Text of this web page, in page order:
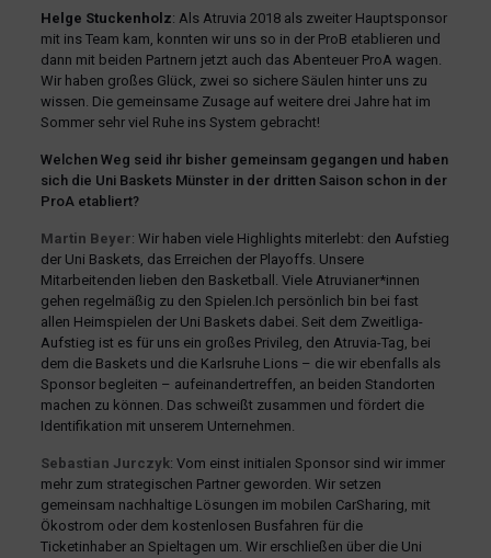
Helge Stuckenholz: Als Atruvia 2018 als zweiter Hauptsponsor
mit ins Team kam, konnten wir uns so in der ProB etablieren und
dann mit beiden Partnern jetzt auch das Abenteuer ProA wagen.
Wir haben großes Glück, zwei so sichere Säulen hinter uns zu
wissen. Die gemeinsame Zusage auf weitere drei Jahre hat im
Sommer sehr viel Ruhe ins System gebracht!
Welchen Weg seid ihr bisher gemeinsam gegangen und haben
sich die Uni Baskets Münster in der dritten Saison schon in der
ProA etabliert?
Martin Beyer: Wir haben viele Highlights miterlebt: den Aufstieg
der Uni Baskets, das Erreichen der Playoffs. Unsere
Mitarbeitenden lieben den Basketball. Viele Atruvianer*innen
gehen regelmäßig zu den Spielen.Ich persönlich bin bei fast
allen Heimspielen der Uni Baskets dabei. Seit dem Zweitliga-
Aufstieg ist es für uns ein großes Privileg, den Atruvia-Tag, bei
dem die Baskets und die Karlsruhe Lions – die wir ebenfalls als
Sponsor begleiten – aufeinandertreffen, an beiden Standorten
machen zu können. Das schweißt zusammen und fördert die
Identifikation mit unserem Unternehmen.
Sebastian Jurczyk: Vom einst initialen Sponsor sind wir immer
mehr zum strategischen Partner geworden. Wir setzen
gemeinsam nachhaltige Lösungen im mobilen CarSharing, mit
Ökostrom oder dem kostenlosen Busfahren für die
Ticketinhaber an Spieltagen um. Wir erschließen über die Uni